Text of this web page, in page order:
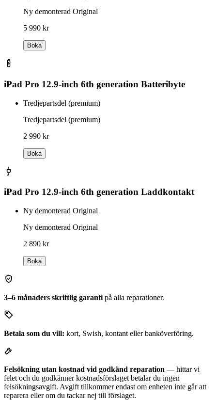
Ny demonterad Original
5 990 kr
Boka
iPad Pro 12.9-inch 6th generation Batteribyte
Tredjepartsdel (premium)
Tredjepartsdel (premium)
2 990 kr
Boka
iPad Pro 12.9-inch 6th generation Laddkontakt
Ny demonterad Original
Ny demonterad Original
2 890 kr
Boka
3–6 månaders skriftlig garanti på alla reparationer.
Betala som du vill: kort, Swish, kontant eller banköverföring.
Felsökning utan kostnad vid godkänd reparation — hittar vi
felet och du godkänner kostnadsförslaget betalar du ingen
felsökningsavgift. Avgift tillkommer endast om enheten inte går att
reparera eller om du tackar nej till förslaget.